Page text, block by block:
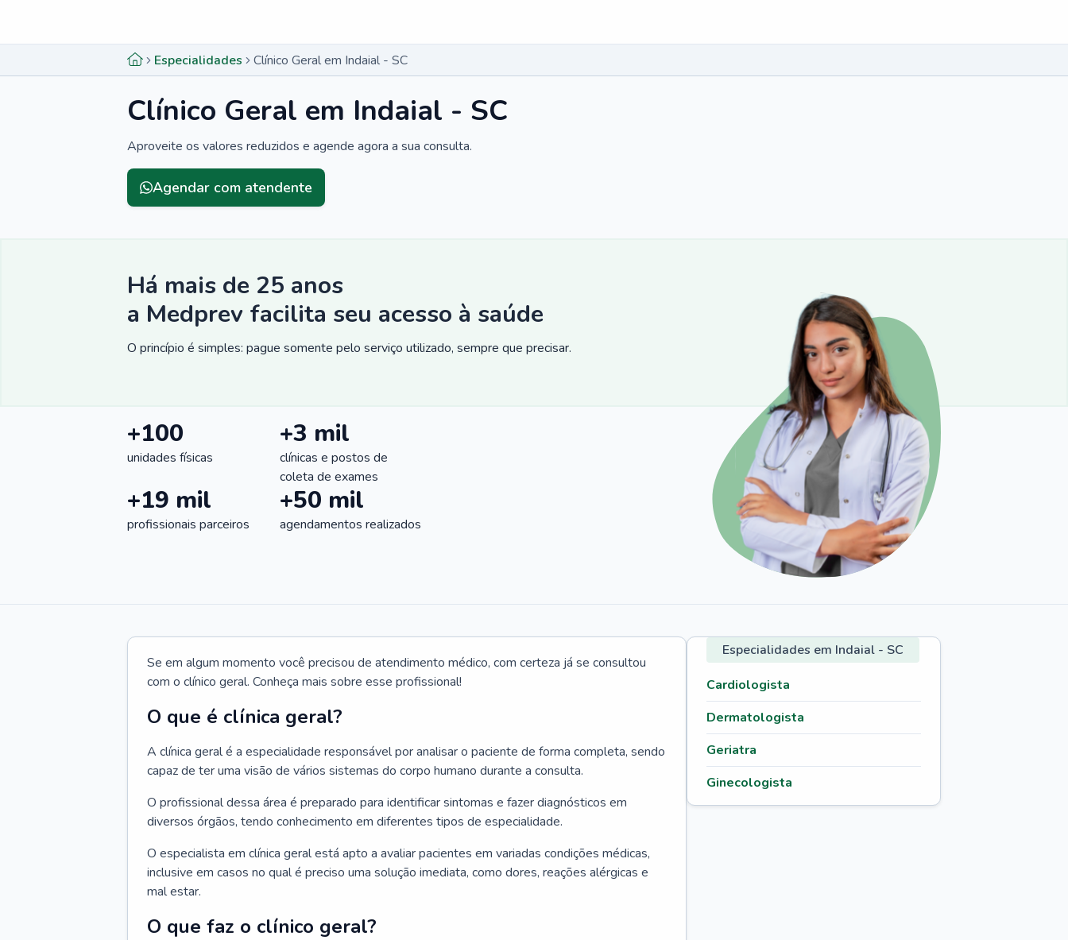
Especialidades Clínico Geral em Indaial - SC
Clínico Geral em Indaial - SC
Aproveite os valores reduzidos e agende agora a sua consulta.
Agendar com atendente
Há mais de 25 anos
a Medprev facilita seu acesso à saúde
O princípio é simples: pague somente pelo serviço utilizado, sempre que precisar.
+100
unidades físicas
+3 mil
clínicas e postos de
coleta de exames
+19 mil
profissionais parceiros
+50 mil
agendamentos realizados
Se em algum momento você precisou de atendimento médico, com certeza já se consultou
com o clínico geral. Conheça mais sobre esse profissional!
O que é clínica geral?
A clínica geral é a especialidade responsável por analisar o paciente de forma completa, sendo
capaz de ter uma visão de vários sistemas do corpo humano durante a consulta.
O profissional dessa área é preparado para identificar sintomas e fazer diagnósticos em
diversos órgãos, tendo conhecimento em diferentes tipos de especialidade.
O especialista em clínica geral está apto a avaliar pacientes em variadas condições médicas,
inclusive em casos no qual é preciso uma solução imediata, como dores, reações alérgicas e
mal estar.
O que faz o clínico geral?
Especialidades em Indaial - SC
Cardiologista
Dermatologista
Geriatra
Ginecologista